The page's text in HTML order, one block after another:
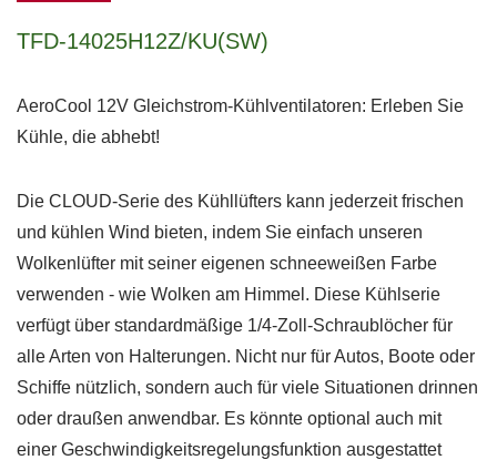
TFD-14025H12Z/KU(SW)
AeroCool 12V Gleichstrom-Kühlventilatoren: Erleben Sie
Kühle, die abhebt!
Die CLOUD-Serie des Kühllüfters kann jederzeit frischen
und kühlen Wind bieten, indem Sie einfach unseren
Wolkenlüfter mit seiner eigenen schneeweißen Farbe
verwenden - wie Wolken am Himmel. Diese Kühlserie
verfügt über standardmäßige 1/4-Zoll-Schraublöcher für
alle Arten von Halterungen. Nicht nur für Autos, Boote oder
Schiffe nützlich, sondern auch für viele Situationen drinnen
oder draußen anwendbar. Es könnte optional auch mit
einer Geschwindigkeitsregelungsfunktion ausgestattet